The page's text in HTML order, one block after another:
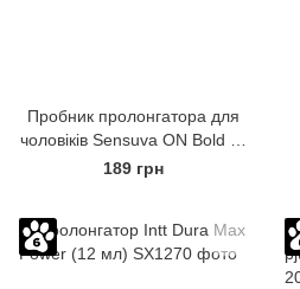
Пробник пролонгатора для
чоловіків Sensuva ON Bold (6
мл) з солодко-м’ятним
189 грн